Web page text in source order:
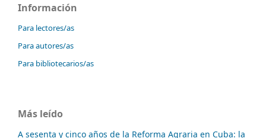
Información
Para lectores/as
Para autores/as
Para bibliotecarios/as
Más leído
A sesenta y cinco años de la Reforma Agraria en Cuba: la